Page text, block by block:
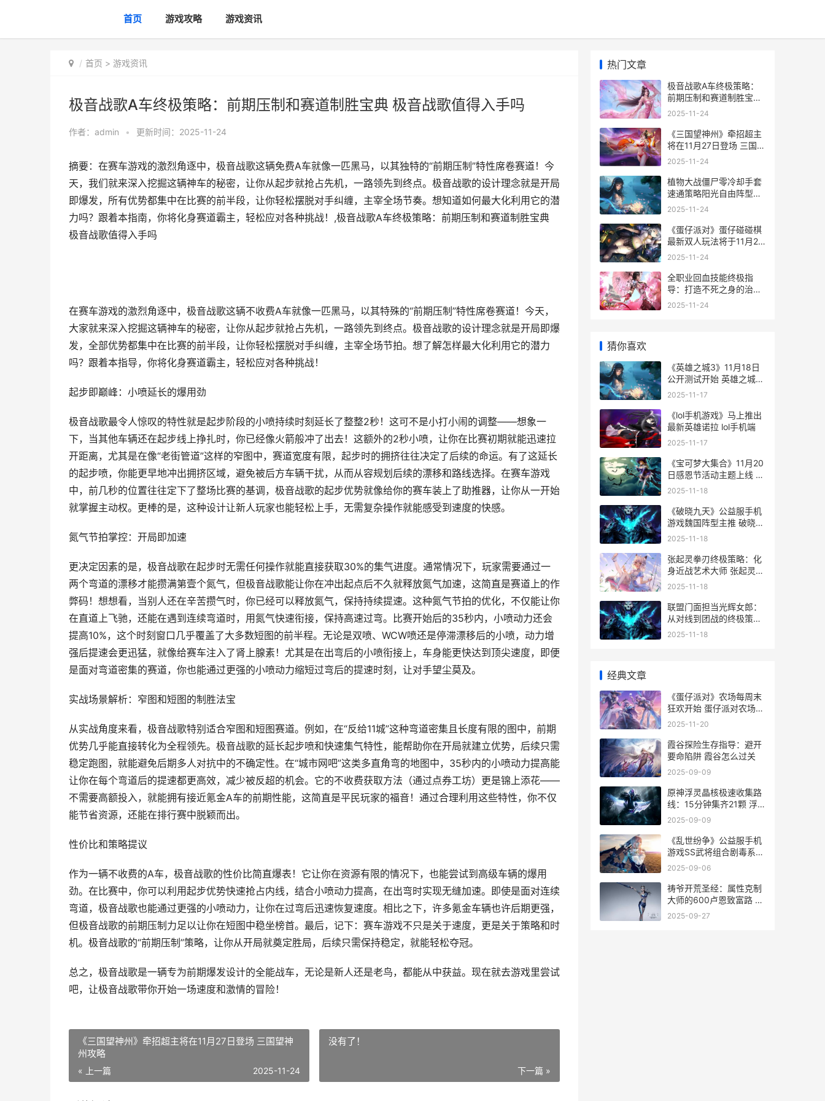
首页 游戏攻略 游戏资讯
首页 > 游戏资讯
极音战歌A车终极策略：前期压制和赛道制胜宝典 极音战歌值得入手吗
作者： admin • 更新时间：2025-11-24
摘要：在赛车游戏的激烈角逐中，极音战歌这辆免费A车就像一匹黑马，以其独特的“前期压制”特性席卷赛道！今
天，我们就来深入挖掘这辆神车的秘密，让你从起步就抢占先机，一路领先到终点。极音战歌的设计理念就是开局
即爆发，所有优势都集中在比赛的前半段，让你轻松摆脱对手纠缠，主宰全场节奏。想知道如何最大化利用它的潜
力吗？跟着本指南，你将化身赛道霸主，轻松应对各种挑战！,极音战歌A车终极策略：前期压制和赛道制胜宝典
极音战歌值得入手吗
在赛车游戏的激烈角逐中，极音战歌这辆不收费A车就像一匹黑马，以其特殊的“前期压制”特性席卷赛道！今天，
大家就来深入挖掘这辆神车的秘密，让你从起步就抢占先机，一路领先到终点。极音战歌的设计理念就是开局即爆
发，全部优势都集中在比赛的前半段，让你轻松摆脱对手纠缠，主宰全场节拍。想了解怎样最大化利用它的潜力
吗？跟着本指导，你将化身赛道霸主，轻松应对各种挑战！
起步即巅峰：小喷延长的爆用劲
极音战歌最令人惊叹的特性就是起步阶段的小喷持续时刻延长了整整2秒！这可不是小打小闹的调整——想象一
下，当其他车辆还在起步线上挣扎时，你已经像火箭般冲了出去！这额外的2秒小喷，让你在比赛初期就能迅速拉
开距离，尤其是在像“老街管道”这样的窄图中，赛道宽度有限，起步时的拥挤往往决定了后续的命运。有了这延长
的起步喷，你能更早地冲出拥挤区域，避免被后方车辆干扰，从而从容规划后续的漂移和路线选择。在赛车游戏
中，前几秒的位置往往定下了整场比赛的基调，极音战歌的起步优势就像给你的赛车装上了助推器，让你从一开始
就掌握主动权。更棒的是，这种设计让新人玩家也能轻松上手，无需复杂操作就能感受到速度的快感。
氮气节拍掌控：开局即加速
更决定因素的是，极音战歌在起步时无需任何操作就能直接获取30%的集气进度。通常情况下，玩家需要通过一
两个弯道的漂移才能攒满第壹个氮气，但极音战歌能让你在冲出起点后不久就释放氮气加速，这简直是赛道上的作
弊码！想想看，当别人还在辛苦攒气时，你已经可以释放氮气，保持持续提速。这种氮气节拍的优化，不仅能让你
在直道上飞驰，还能在遇到连续弯道时，用氮气快速衔接，保持高速过弯。比赛开始后的35秒内，小喷动力还会
提高10%，这个时刻窗口几乎覆盖了大多数短图的前半程。无论是双喷、WCW喷还是停滞漂移后的小喷，动力增
强后提速会更迅猛，就像给赛车注入了肾上腺素！尤其是在出弯后的小喷衔接上，车身能更快达到顶尖速度，即便
是面对弯道密集的赛道，你也能通过更强的小喷动力缩短过弯后的提速时刻，让对手望尘莫及。
实战场景解析：窄图和短图的制胜法宝
从实战角度来看，极音战歌特别适合窄图和短图赛道。例如，在“反给11城”这种弯道密集且长度有限的图中，前期
优势几乎能直接转化为全程领先。极音战歌的延长起步喷和快速集气特性，能帮助你在开局就建立优势，后续只需
稳定跑图，就能避免后期多人对抗中的不确定性。在“城市网吧”这类多直角弯的地图中，35秒内的小喷动力提高能
让你在每个弯道后的提速都更高效，减少被反超的机会。它的不收费获取方法（通过点券工坊）更是锦上添花——
不需要高额投入，就能拥有接近氪金A车的前期性能，这简直是平民玩家的福音！通过合理利用这些特性，你不仅
能节省资源，还能在排行赛中脱颖而出。
性价比和策略提议
作为一辆不收费的A车，极音战歌的性价比简直爆表！它让你在资源有限的情况下，也能尝试到高级车辆的爆用
劲。在比赛中，你可以利用起步优势快速抢占内线，结合小喷动力提高，在出弯时实现无缝加速。即使是面对连续
弯道，极音战歌也能通过更强的小喷动力，让你在过弯后迅速恢复速度。相比之下，许多氪金车辆也许后期更强，
但极音战歌的前期压制力足以让你在短图中稳坐榜首。最后，记下：赛车游戏不只是关于速度，更是关于策略和时
机。极音战歌的“前期压制”策略，让你从开局就奠定胜局，后续只需保持稳定，就能轻松夺冠。
总之，极音战歌是一辆专为前期爆发设计的全能战车，无论是新人还是老鸟，都能从中获益。现在就去游戏里尝试
吧，让极音战歌带你开始一场速度和激情的冒险！
《三国望神州》牵招超主将在11月27日登场 三国望神
州攻略
« 上一篇 2025-11-24
没有了！
下一篇 »
热门文章
极音战歌A车终极策略：
前期压制和赛道制胜宝典
极音战歌值得入手吗
2025-11-24
《三国望神州》牵招超主
将在11月27日登场 三国望
神州攻略
2025-11-24
植物大战僵尸零冷却手套
速通策略阳光自由阵型详
细解答 植物大战僵尸零蝉
2025-11-24
《蛋仔派对》蛋仔碰碰棋
最新双人玩法将于11月27
日正式上线 蛋仔派对蛋誉
2025-11-24
全职业回血技能终极指
导：打造不死之身的治疗
艺术 技能回血的英雄
2025-11-24
猜你喜欢
《英雄之城3》11月18日
公开测试开始 英雄之城
2020
2025-11-17
《lol手机游戏》马上推出
最新英雄诺拉 lol手机端
2025-11-17
《宝可梦大集合》11月20
日感恩节活动主题上线 小
智的所有宝可梦大集合
2025-11-18
《破晓九天》公益服手机
游戏魏国阵型主推 破晓贴
吧
2025-11-18
张起灵拳刃终极策略：化
身近战艺术大师 张起灵膝
击
2025-11-18
联盟门面担当光辉女郎：
从对线到团战的终极策略
联盟的门面
2025-11-18
经典文章
《蛋仔派对》农场每周末
狂欢开始 蛋仔派对农场怎
么快速升级
2025-11-20
霞谷探险生存指导：避开
要命陷阱 霞谷怎么过关
2025-09-09
原神浮灵晶核极速收集路
线：15分钟集齐21颗 浮
灵怎么打
2025-09-09
《乱世纷争》公益服手机
游戏SS武将组合剧毒系
乱世纷争吧
2025-09-06
祷爷开荒圣经：属性克制
大师的600卢恩致富路 祷
爷开荒圣经怎么读
2025-09-27